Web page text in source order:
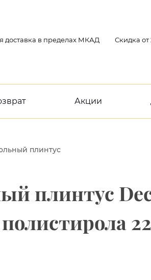
доставка в пределах МКАД Скидка от
Акции
плинтус
плинтус
полистирола